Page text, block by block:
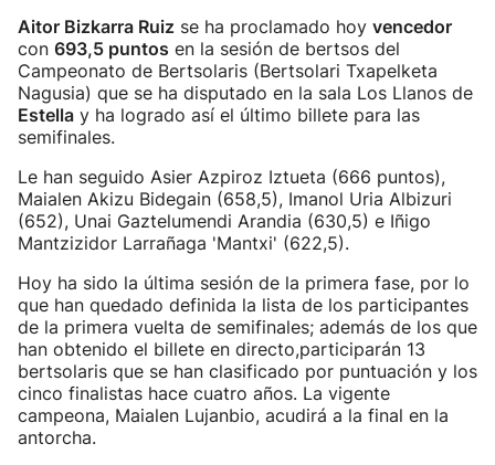
Aitor Bizkarra Ruiz se ha proclamado hoy vencedor
con 693,5 puntos en la sesión de bertsos del
Campeonato de Bertsolaris (Bertsolari Txapelketa
Nagusia) que se ha disputado en la sala Los Llanos de
Estella y ha logrado así el último billete para las
semifinales.
Le han seguido Asier Azpiroz Iztueta (666 puntos),
Maialen Akizu Bidegain (658,5), Imanol Uria Albizuri
(652), Unai Gaztelumendi Arandia (630,5) e Iñigo
Mantzizidor Larrañaga 'Mantxi' (622,5).
Hoy ha sido la última sesión de la primera fase, por lo
que han quedado definida la lista de los participantes
de la primera vuelta de semifinales; además de los que
han obtenido el billete en directo,participarán 13
bertsolaris que se han clasificado por puntuación y los
cinco finalistas hace cuatro años. La vigente
campeona, Maialen Lujanbio, acudirá a la final en la
antorcha.